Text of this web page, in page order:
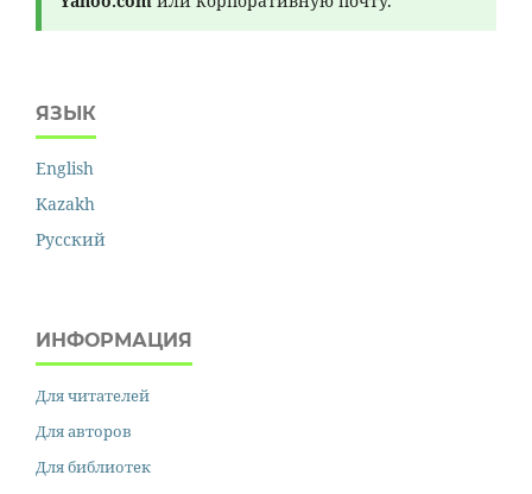
ЯЗЫК
English
Kazakh
Русский
ИНФОРМАЦИЯ
Для читателей
Для авторов
Для библиотек